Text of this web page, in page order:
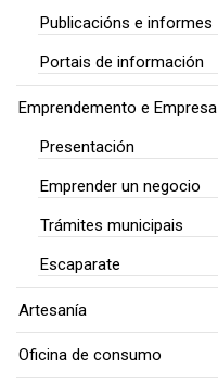
Publicacións e informes
Portais de información
Emprendemento e Empresa
Presentación
Emprender un negocio
Trámites municipais
Escaparate
Artesanía
Oficina de consumo